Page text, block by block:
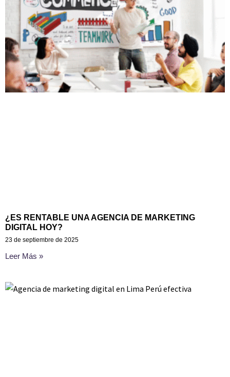
¿ES RENTABLE UNA AGENCIA DE MARKETING
DIGITAL HOY?
23 de septiembre de 2025
Leer Más »